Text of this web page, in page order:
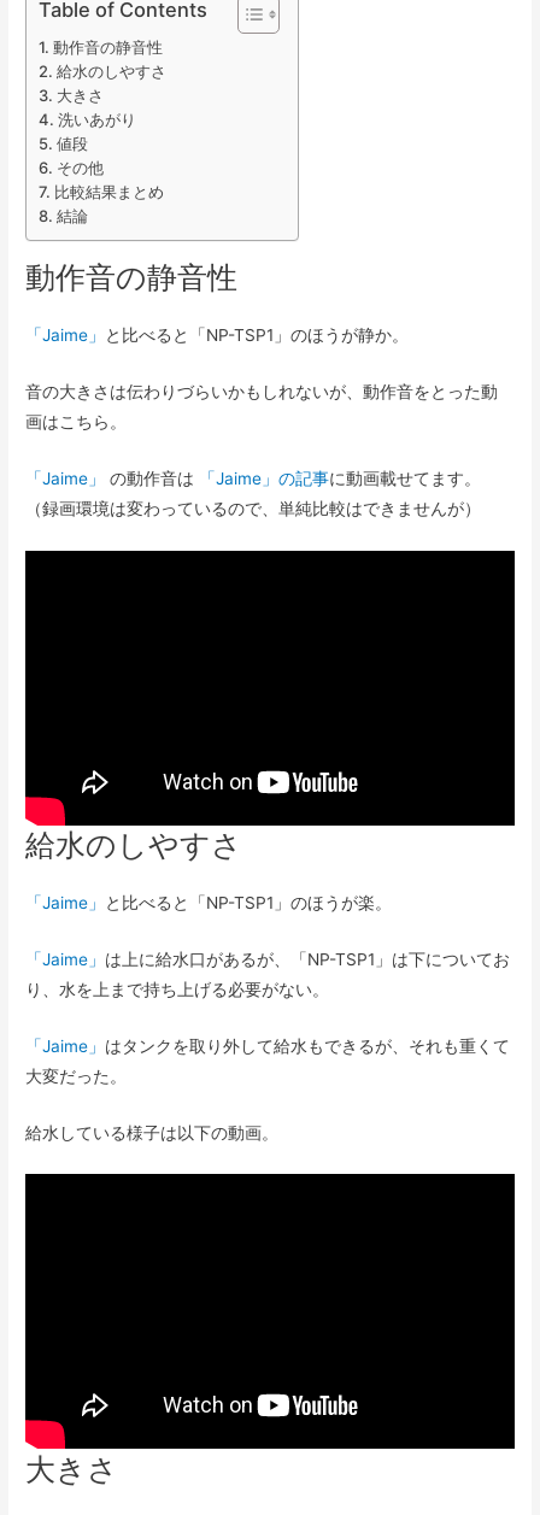
Table of Contents
動作音の静音性
給水のしやすさ
大きさ
洗いあがり
値段
その他
比較結果まとめ
結論
動作音の静音性
「Jaime」 と比べると「NP-TSP1」のほうが静か。
音の大きさは伝わりづらいかもしれないが、動作音をとった動
画はこちら。
「Jaime」 の動作音は 「Jaime」の記事に動画載せてます。
（録画環境は変わっているので、単純比較はできませんが）
給水のしやすさ
「Jaime」 と比べると「NP-TSP1」のほうが楽。
「Jaime」 は上に給水口があるが、「NP-TSP1」は下についてお
り、水を上まで持ち上げる必要がない。
「Jaime」 はタンクを取り外して給水もできるが、それも重くて
大変だった。
給水している様子は以下の動画。
大きさ